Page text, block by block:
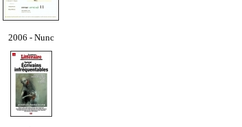
2006 - Nunc